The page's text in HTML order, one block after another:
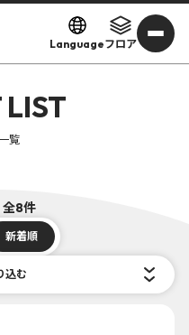
Languageフロア
LIST
覧
8件
新着順
込む